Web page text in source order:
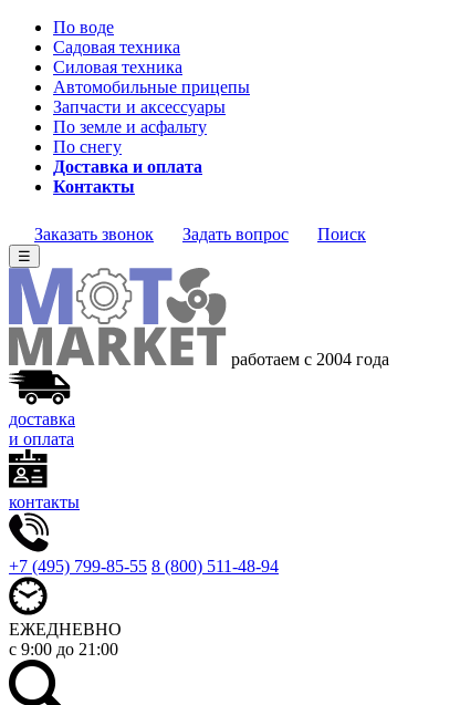
По воде
Садовая техника
Силовая техника
Автомобильные прицепы
Запчасти и аксессуары
По земле и асфальту
По снегу
Доставка и оплата
Контакты
Заказать звонок Задать вопрос Поиск
☰
работаем с 2004 года
доставка
и оплата
контакты
+7 (495) 799-85-55 8 (800) 511-48-94
ЕЖЕДНЕВНО
с 9:00 до 21:00